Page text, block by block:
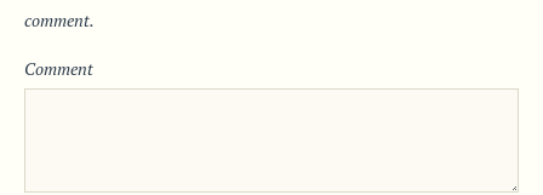
comment.
Comment